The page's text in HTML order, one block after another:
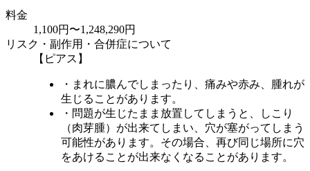
料金
1,100円〜1,248,290円
リスク・副作用・合併症について
【ピアス】
・まれに膿んでしまったり、痛みや赤み、腫れが
生じることがあります。
・問題が生じたまま放置してしまうと、しこり
（肉芽腫）が出来てしまい、穴が塞がってしまう
可能性があります。その場合、再び同じ場所に穴
をあけることが出来なくなることがあります。